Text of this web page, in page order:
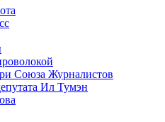
Союза Журналистов
Ил Тумэн